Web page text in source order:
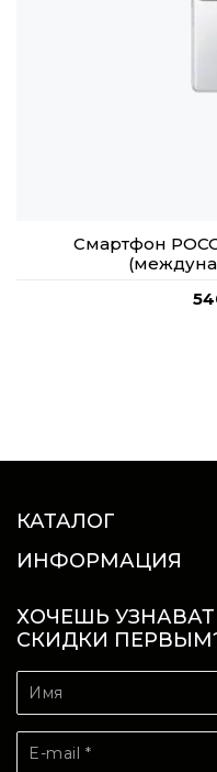
Смартфон
КАТАЛОГ
ИНФОРМАЦИЯ
ХОЧЕШЬ
СКИДКИ